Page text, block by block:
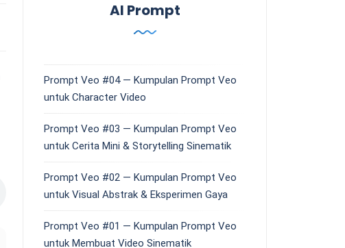
AI Prompt
Prompt Veo #04 — Kumpulan Prompt Veo
untuk Character Video
Prompt Veo #03 — Kumpulan Prompt Veo
untuk Cerita Mini & Storytelling Sinematik
Prompt Veo #02 — Kumpulan Prompt Veo
untuk Visual Abstrak & Eksperimen Gaya
Prompt Veo #01 — Kumpulan Prompt Veo
untuk Membuat Video Sinematik